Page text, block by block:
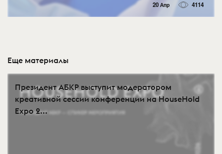
20 Апр 4114
Еще материалы
Президент АБКР выступит модератором
креативной сессии конференции на HouseHold
Expo 2...